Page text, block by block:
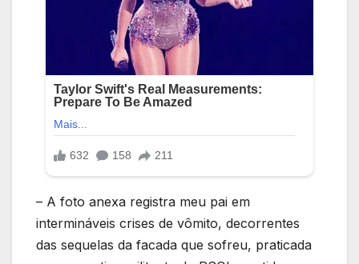
– A foto anexa registra meu pai em
intermináveis crises de vômito, decorrentes
das sequelas da facada que sofreu, praticada